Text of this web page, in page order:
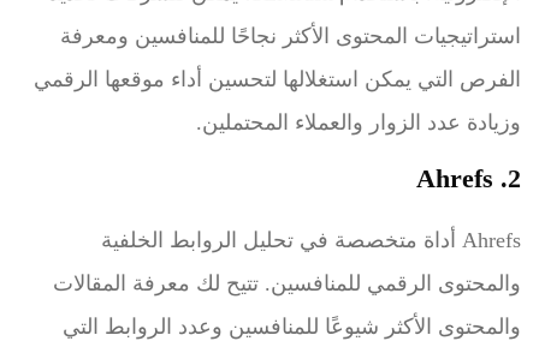
استراتيجيات المحتوى الأكثر نجاحًا للمنافسين ومعرفة
الفرص التي يمكن استغلالها لتحسين أداء موقعها الرقمي
وزيادة عدد الزوار والعملاء المحتملين.
2. Ahrefs
Ahrefs أداة متخصصة في تحليل الروابط الخلفية
والمحتوى الرقمي للمنافسين. تتيح لك معرفة المقالات
والمحتوى الأكثر شيوعًا للمنافسين وعدد الروابط التي